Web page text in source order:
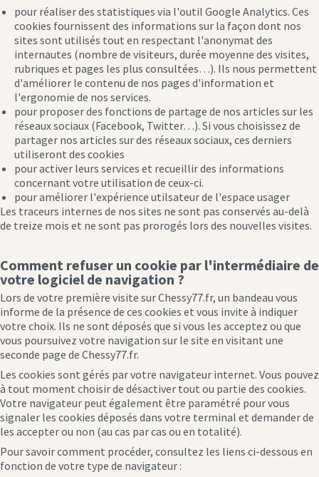
pour réaliser des statistiques via l'outil Google Analytics. Ces
cookies fournissent des informations sur la façon dont nos
sites sont utilisés tout en respectant l'anonymat des
internautes (nombre de visiteurs, durée moyenne des visites,
rubriques et pages les plus consultées…). Ils nous permettent
d'améliorer le contenu de nos pages d'information et
l'ergonomie de nos services.
pour proposer des fonctions de partage de nos articles sur les
réseaux sociaux (Facebook, Twitter…). Si vous choisissez de
partager nos articles sur des réseaux sociaux, ces derniers
utiliseront des cookies
pour activer leurs services et recueillir des informations
concernant votre utilisation de ceux-ci.
pour améliorer l'expérience utilsateur de l'espace usager
Les traceurs internes de nos sites ne sont pas conservés au-delà
de treize mois et ne sont pas prorogés lors des nouvelles visites.
Comment refuser un cookie par l'intermédiaire de
votre logiciel de navigation ?
Lors de votre première visite sur Chessy77.fr, un bandeau vous
informe de la présence de ces cookies et vous invite à indiquer
votre choix. Ils ne sont déposés que si vous les acceptez ou que
vous poursuivez votre navigation sur le site en visitant une
seconde page de Chessy77.fr.
Les cookies sont gérés par votre navigateur internet. Vous pouvez
à tout moment choisir de désactiver tout ou partie des cookies.
Votre navigateur peut également être paramétré pour vous
signaler les cookies déposés dans votre terminal et demander de
les accepter ou non (au cas par cas ou en totalité).
Pour savoir comment procéder, consultez les liens ci-dessous en
fonction de votre type de navigateur :